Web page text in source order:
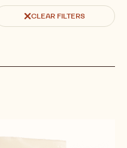
CLEAR FILTERS